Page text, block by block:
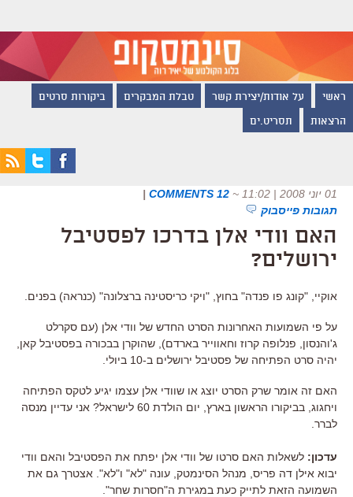
ראשי על אודות/יצירת קשר טבלת המבקרים ביקורות סרטים
הרצאות תסריט.ים
01 יוני 2008 | 11:02 ~
12 COMMENTS
|
תגובות פייסבוק
האם וודי אלן בדרכו לפסטיבל
ירושלים?
אוקיי, "קונג פו פנדה" בחוץ, "ויקי כריסטינה ברצלונה" (כנראה) בפנים.
על פי השמועות האחרונות הסרט החדש של וודי אלן (עם סקרלט
ג'והנסון, פנלופה קרוז וחאווייר בארדם), שהוקרן בבכורה בפסטיבל קאן,
יהיה סרט הפתיחה של פסטיבל ירושלים ב-10 ביולי.
האם זה אומר שרק הסרט יוצג או שוודי אלן עצמו יגיע לטקס הפתיחה
ויחגוג, בביקורו הראשון בארץ, יום הולדת 60 לישראל? אני עדיין מנסה
לברר.
עדכון: לשאלות האם סרטו של וודי אלן יפתח את הפסטיבל והאם וודי
יבוא אילן דה פריס, מנהל הסינמטק, עונה "לא" ו"לא". אצטרך גם את
השמועה הזאת לתייק כעת במגירת ה"חסרות שחר".